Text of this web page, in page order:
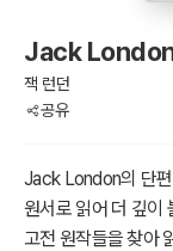
Jack London
잭 런던
공유
Jack London의 단
원서로 읽어 더 깊이
고전 원작들을 찾아